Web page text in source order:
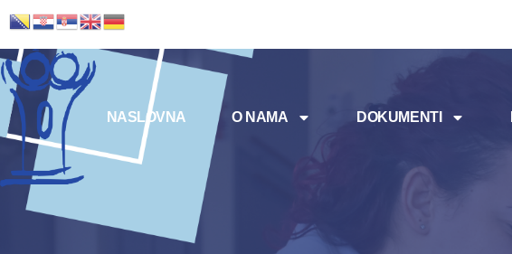
NASLOVNA O NAMA DOKUMENTI